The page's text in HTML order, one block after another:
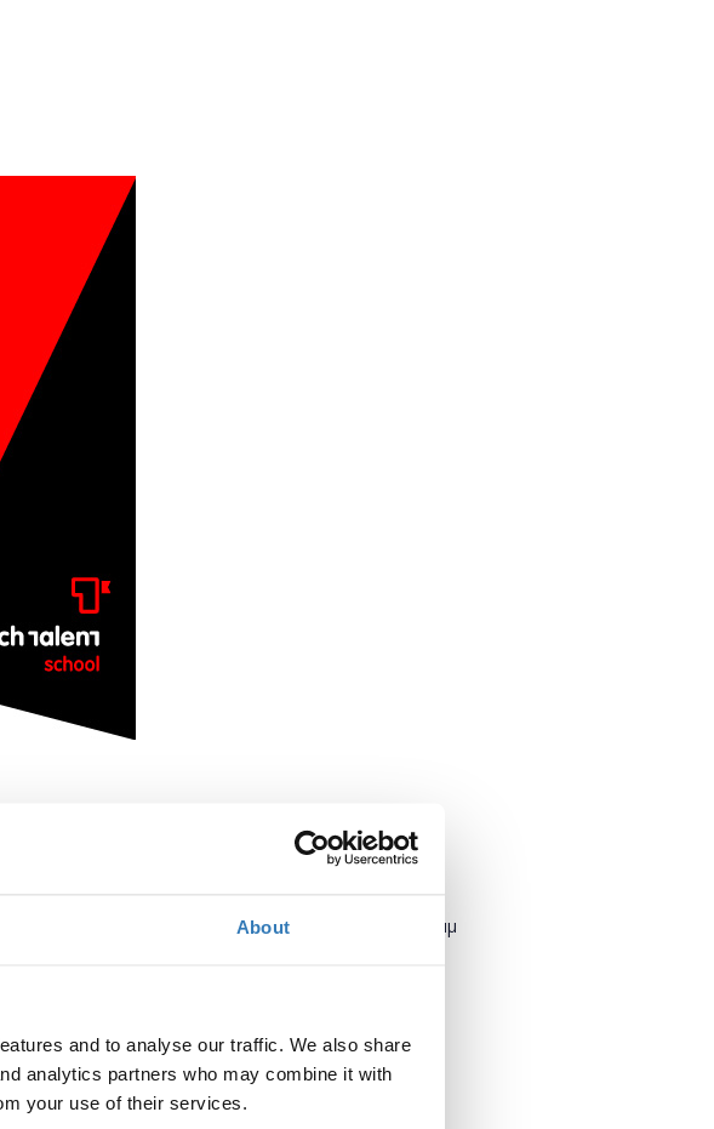
About
and to analyse our traffic. We also share
analytics partners who may combine it with
your use of their services.
Ποσότητα Πότε;
Δευτέρα, 2 Απριλίου 2018 2:00 μμ
Πού;
Found.ation